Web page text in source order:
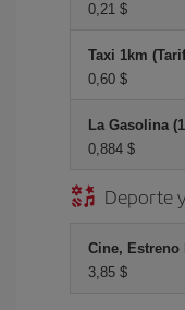
0,21 $
Taxi 1km
0,60 $
La Gasolina
0,884 $
Deporte
Cine, Estreno
3,85 $